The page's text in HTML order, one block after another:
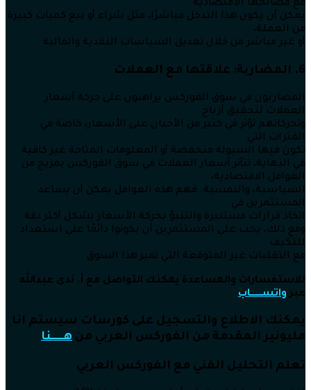
مع مصالحها الاقتصادية
يمكن أن يكون هذا التدخل مباشرًا، مثل شراء أو بيع كميات كبيرة
من العملة،
أو غير مباشر من خلال تعديل السياسات النقدية والمالية
6. المضاربة: علاقتها مع العملات
المضاربون في سوق الفوركس يراهنون على حركة أسعار
العملات لتحقيق أرباح
وتحركاتهم تؤثر في كثير من الأحيان على الأسعار، خاصة في
الفترات التي
تكون فيها السيولة منخفضة أو المعلومات المتاحة غير كافية
في النهاية، تتأثر أسعار العملات في سوق الفوركس بمزيج من
العوامل الاقتصادية،
السياسية، والنفسية. فهم هذه العوامل يمكن أن يساعد
المستثمرين في
اتخاذ قرارات مستنيرة والتنبؤ بحركة الأسعار بشكل أكثر دقة
ومع ذلك، يجب على المستثمرين أن يكونوا دائمًا على استعداد
للتكيف
مع التقلبات غير المتوقعة التي تميز هذا السوق
للاستفسارات والمساعدة يمكنك التواصل مع أ. ندى عبدالله
عبر واتســــــــاب
يمكنك الاطلاع والتسجيل على كورسات سيستم انا
مليونير المقدمة من الفوركس العربي من هــــــنا
تعلم التحليل الفني مع الفوركس العربي